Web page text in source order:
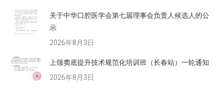
关于中华口腔医学会第七届理事会负责人候选人的公
示
2026年8月3日
上颌窦底提升技术规范化培训班（长春站）一轮通知
2026年8月3日